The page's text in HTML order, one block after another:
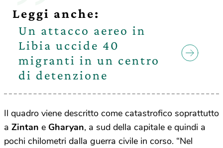
Leggi anche:
Un attacco aereo in
Libia uccide 40
migranti in un centro
di detenzione
Il quadro viene descritto come catastrofico soprattutto
a Zintan e Gharyan, a sud della capitale e quindi a
pochi chilometri dalla guerra civile in corso. “Nel